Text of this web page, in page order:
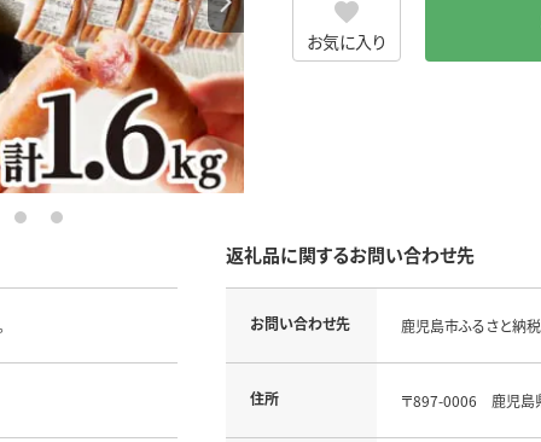
7 8
お気に入り
返礼品に関するお問い合わせ先
お問い合わせ先 鹿児島市ふるさと納
住所 〒897-0006 鹿児島